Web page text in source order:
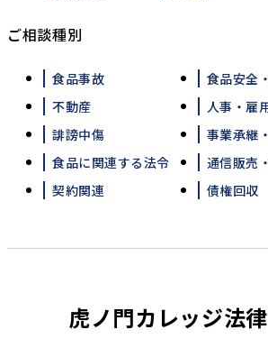
ご相談種別
食品事故
食品安全
不動産
人事・雇
誹謗中傷
事業承継
食品に関連する法令
通信販売
契約関連
債権回収
虎ノ門カレッジ法